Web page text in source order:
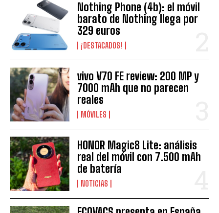
Nothing Phone (4b): el móvil
barato de Nothing llega por
329 euros
¡DESTACADOS!
vivo V70 FE review: 200 MP y
7000 mAh que no parecen
reales
MÓVILES
HONOR Magic8 Lite: análisis
real del móvil con 7.500 mAh
de batería
NOTICIAS